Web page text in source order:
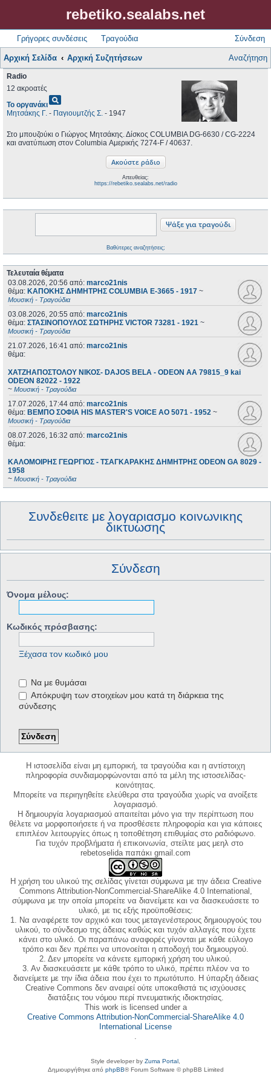
rebetiko.sealabs.net
Γρήγορες συνδέσεις Τραγούδια Σύνδεση
Αρχική Σελίδα Αρχική Συζητήσεων Αναζήτηση
Radio
12 ακροατές
Το οργανάκιpageview
Μητσάκης Γ. - Παγιουμτζής Σ. - 1947
Στο μπουζούκι ο Γιώργος Μητσάκης. Δίσκος COLUMBIA DG-6630 / CG-2224
και ανατύπωση στον Columbia Αμερικής 7274-F / 40637.
Απευθείας:
https://rebetiko.sealabs.net/radio
Βαθύτερες αναζητήσεις;
Τελευταία θέματα
03.08.2026, 20:56 από: marco21nis
θέμα: ΚΑΠΟΚΗΣ ΔΗΜΗΤΡΗΣ COLUMBIA E-3665 - 1917 ~
Μουσική - Τραγούδια
03.08.2026, 20:55 από: marco21nis
θέμα: ΣΤΑΣΙΝΟΠΟΥΛΟΣ ΣΩΤΗΡΗΣ VICTOR 73281 - 1921 ~
Μουσική - Τραγούδια
21.07.2026, 16:41 από: marco21nis
θέμα:
ΧΑΤΖΗΑΠΟΣΤΟΛΟΥ ΝΙΚΟΣ- DAJOS BELA - ODEON AA 79815_9 kai
ODEON 82022 - 1922
~ Μουσική - Τραγούδια
17.07.2026, 17:44 από: marco21nis
θέμα: ΒΕΜΠΟ ΣΟΦΙΑ HIS MASTER'S VOICE AO 5071 - 1952 ~
Μουσική - Τραγούδια
08.07.2026, 16:32 από: marco21nis
θέμα:
ΚΑΛΟΜΟΙΡΗΣ ΓΕΩΡΓΙΟΣ - ΤΣΑΓΚΑΡΑΚΗΣ ΔΗΜΗΤΡΗΣ ODEON GA 8029 -
1958
~ Μουσική - Τραγούδια
Συνδεθειτε με λογαριασμο κοινωνικης
δικτυωσης
Σύνδεση
Όνομα μέλους:
Κωδικός πρόσβασης:
Ξέχασα τον κωδικό μου
Να με θυμάσαι
Απόκρυψη των στοιχείων μου κατά τη διάρκεια της
σύνδεσης
Η ιστοσελίδα είναι μη εμπορική, τα τραγούδια και η αντίστοιχη
πληροφορία συνδιαμορφώνονται από τα μέλη της ιστοσελίδας-
κοινότητας.
Μπορείτε να περιηγηθείτε ελεύθερα στα τραγούδια χωρίς να ανοίξετε
λογαριασμό.
Η δημιουργία λογαριασμού απαιτείται μόνο για την περίπτωση που
θέλετε να μορφοποιήσετε ή να προσθέσετε πληροφορία και για κάποιες
επιπλέον λειτουργίες όπως η τοποθέτηση επιθυμίας στο ραδιόφωνο.
Για τυχόν προβλήματα ή επικοινωνία, στείλτε μας μεηλ στο
rebetoselida παπάκι gmail.com
Η χρήση του υλικού της σελίδας γίνεται σύμφωνα με την άδεια Creative
Commons Attribution-NonCommercial-ShareAlike 4.0 International,
σύμφωνα με την οποία μπορείτε να διανείμετε και να διασκευάσετε το
υλικό, με τις εξής προϋποθέσεις:
1. Να αναφέρετε τον αρχικό και τους μεταγενέστερους δημιουργούς του
υλικού, το σύνδεσμο της άδειας καθώς και τυχόν αλλαγές που έχετε
κάνει στο υλικό. Οι παραπάνω αναφορές γίνονται με κάθε εύλογο
τρόπο και δεν πρέπει να υπονοείται η αποδοχή του δημιουργού.
2. Δεν μπορείτε να κάνετε εμπορική χρήση του υλικού.
3. Αν διασκευάσετε με κάθε τρόπο το υλικό, πρέπει πλέον να το
διανείμετε με την ίδια άδεια που έχει το πρωτότυπο. Η ύπαρξη άδειας
Creative Commons δεν αναιρεί ούτε υποκαθιστά τις ισχύουσες
διατάξεις του νόμου περί πνευματικής ιδιοκτησίας.
This work is licensed under a
Creative Commons Attribution-NonCommercial-ShareAlike 4.0
International License
.
Style developer by Zuma Portal
Δημιουργήθηκε από phpBB® Forum Software © phpBB Limited